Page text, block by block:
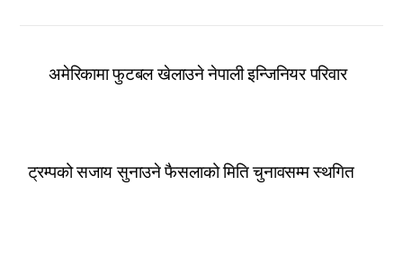
अमेरिकामा फुटबल खेलाउने नेपाली इन्जिनियर परिवार
ट्रम्पको सजाय सुनाउने फैसलाको मिति चुनावसम्म स्थगित